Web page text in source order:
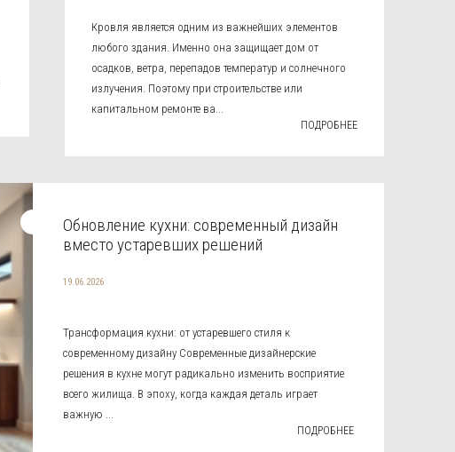
Кровля является одним из важнейших элементов
любого здания. Именно она защищает дом от
осадков, ветра, перепадов температур и солнечного
излучения. Поэтому при строительстве или
капитальном ремонте ва...
ПОДРОБНЕЕ
Обновление кухни: современный дизайн
вместо устаревших решений
19.06.2026
Трансформация кухни: от устаревшего стиля к
современному дизайну Современные дизайнерские
решения в кухне могут радикально изменить восприятие
всего жилища. В эпоху, когда каждая деталь играет
важную ...
ПОДРОБНЕЕ